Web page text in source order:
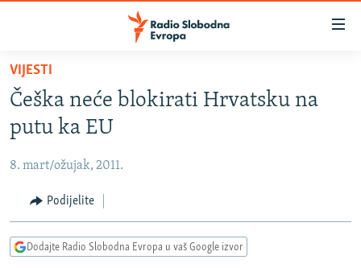
Pređite
na
glavni
sadržaj
Pređite
na
navigaciju
Pređite
na
VIJESTI
BOSNA I HERCEGOVINA
SRBIJA
KOSOVO
CRNA GORA
VIDEO
PODCASTI
VIJESTI
Češka neće blokirati Hrvatsku na
putu ka EU
8. mart/ožujak, 2011.
Podijelite
Dodajte Radio Slobodna Evropa u vaš Google izvor